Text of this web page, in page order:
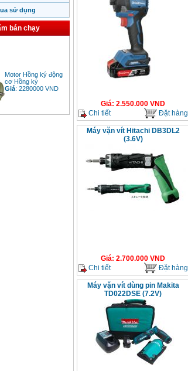
sử dụng
bán chạy
cơ Hồng ký
Giá:2280000
Giá: 2.550.000 VND
Chi tiết
Đặt hàng
Máy vặn vít Hitachi DB3DL2
(3.6V)
Giá: 2.700.000 VND
Chi tiết
Đặt hàng
Máy vặn vít dùng pin Makita
TD022DSE (7.2V)